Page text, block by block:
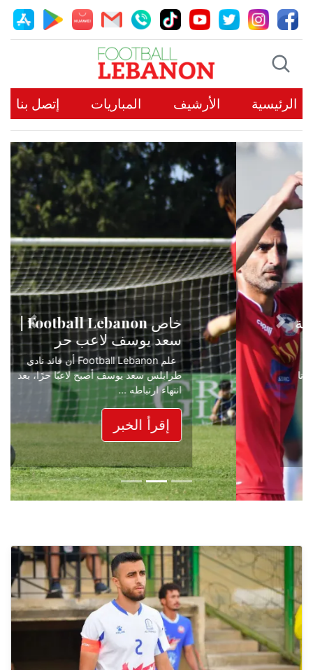
الرئيسية الأرشيف المباريات إتصل بنا
خاص Football Lebanon |
سعد يوسف لاعب حر
علم Football Lebanon أن قائد نادي
طرابلس سعد يوسف أصبح لاعبًا حرًا، بعد
انتهاء ارتباطه ...
إقرأ الخبر
Previous
Next